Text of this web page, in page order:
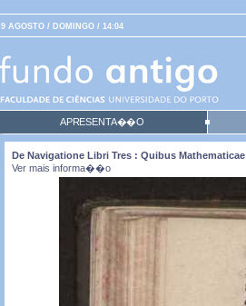
9 AGOSTO / DOMINGO / 14:04
APRESENTA��O
De Navigatione Libri Tres : Quibus
Ver mais informa��o